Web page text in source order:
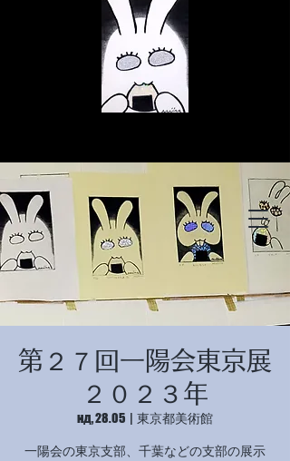
© Copyright
© Copyright
第２７回一陽会東京展
２０２３年
нд, 28.05
  |
東京都美術館
一陽会の東京支部、千葉などの支部の展示